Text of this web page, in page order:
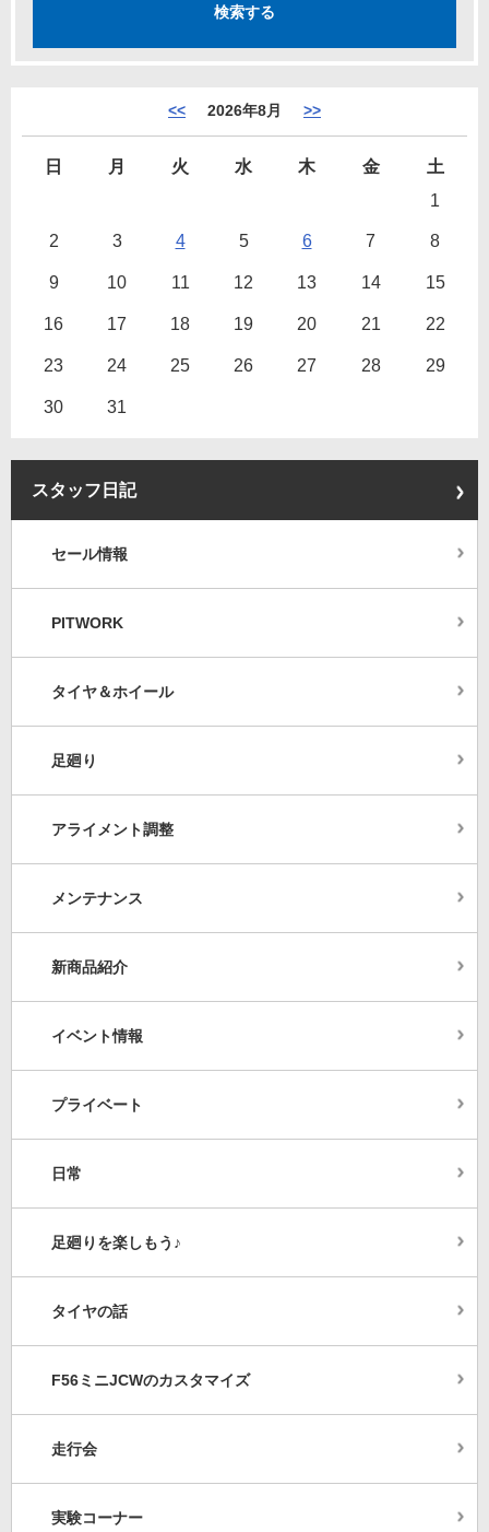
<< 2026年8月 >>
日 月 火 水 木 金
土
1
2 3 4 5 6 7 8
9 10 11 12 13 14 15
16 17 18 19 20 21 22
23 24 25 26 27 28 29
30 31
スタッフ日記
セール情報
PITWORK
タイヤ＆ホイール
足廻り
アライメント調整
メンテナンス
新商品紹介
イベント情報
プライベート
日常
足廻りを楽しもう♪
タイヤの話
F56ミニJCWのカスタマイズ
走行会
実験コーナー